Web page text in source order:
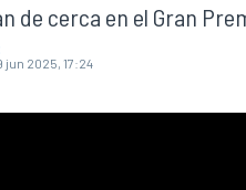
de cerca en el Gran
jun 2025, 17:24